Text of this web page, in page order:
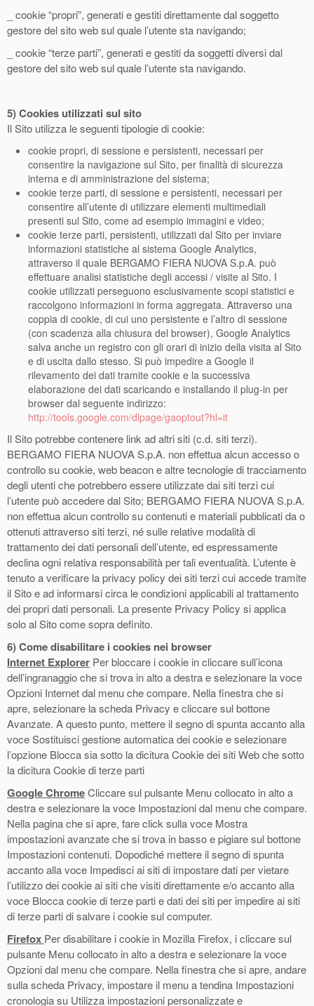
_ cookie “propri”, generati e gestiti direttamente dal soggetto
gestore del sito web sul quale l’utente sta navigando;
_ cookie “terze parti”, generati e gestiti da soggetti diversi dal
gestore del sito web sul quale l’utente sta navigando.
5)Cookies utilizzati sul sito
Il Sito utilizza le seguenti tipologie di cookie:
cookie propri, di sessione e persistenti, necessari per
consentire la navigazione sul Sito, per finalità di sicurezza
interna e di amministrazione del sistema;
cookie terze parti, di sessione e persistenti, necessari per
consentire all’utente di utilizzare elementi multimediali
presenti sul Sito, come ad esempio immagini e video;
cookie terze parti, persistenti, utilizzati dal Sito per inviare
informazioni statistiche al sistema Google Analytics,
attraverso il quale BERGAMO FIERA NUOVA S.p.A. può
effettuare analisi statistiche degli accessi / visite al Sito. I
cookie utilizzati perseguono esclusivamente scopi statistici e
raccolgono informazioni in forma aggregata. Attraverso una
coppia di cookie, di cui uno persistente e l’altro di sessione
(con scadenza alla chiusura del browser), Google Analytics
salva anche un registro con gli orari di inizio della visita al Sito
e di uscita dallo stesso. Si può impedire a Google il
rilevamento dei dati tramite cookie e la successiva
elaborazione dei dati scaricando e installando il plug-in per
browser dal seguente indirizzo:
http://tools.google.com/dlpage/gaoptout?hl=it
Il Sito potrebbe contenere link ad altri siti (c.d. siti terzi).
BERGAMO FIERA NUOVA S.p.A. non effettua alcun accesso o
controllo su cookie, web beacon e altre tecnologie di tracciamento
degli utenti che potrebbero essere utilizzate dai siti terzi cui
l’utente può accedere dal Sito; BERGAMO FIERA NUOVA S.p.A.
non effettua alcun controllo su contenuti e materiali pubblicati da o
ottenuti attraverso siti terzi, né sulle relative modalità di
trattamento dei dati personali dell’utente, ed espressamente
declina ogni relativa responsabilità per tali eventualità. L’utente è
tenuto a verificare la privacy policy dei siti terzi cui accede tramite
il Sito e ad informarsi circa le condizioni applicabili al trattamento
dei propri dati personali. La presente Privacy Policy si applica
solo al Sito come sopra definito.
6)Come disabilitare i cookies nei browser
Internet Explorer Per bloccare i cookie in cliccare sull’icona
dell’ingranaggio che si trova in alto a destra e selezionare la voce
Opzioni Internet dal menu che compare. Nella finestra che si
apre, selezionare la scheda Privacy e cliccare sul bottone
Avanzate. A questo punto, mettere il segno di spunta accanto alla
voce Sostituisci gestione automatica dei cookie e selezionare
l’opzione Blocca sia sotto la dicitura Cookie dei siti Web che sotto
la dicitura Cookie di terze parti
Google ChromeCliccare sul pulsante Menu collocato in alto a
destra e selezionare la voce Impostazioni dal menu che compare.
Nella pagina che si apre, fare click sulla voce Mostra
impostazioni avanzate che si trova in basso e pigiare sul bottone
Impostazioni contenuti. Dopodiché mettere il segno di spunta
accanto alla voce Impedisci ai siti di impostare dati per vietare
l’utilizzo dei cookie ai siti che visiti direttamente e/o accanto alla
voce Blocca cookie di terze parti e dati dei siti per impedire ai siti
di terze parti di salvare i cookie sul computer.
Firefox Per disabilitare i cookie in Mozilla Firefox, i cliccare sul
pulsante Menu collocato in alto a destra e selezionare la voce
Opzioni dal menu che compare. Nella finestra che si apre, andare
sulla scheda Privacy, impostare il menu a tendina Impostazioni
cronologia su Utilizza impostazioni personalizzate e